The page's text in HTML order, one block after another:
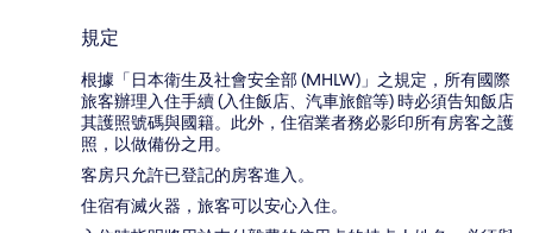
規定
根據「日本衛生及社會安全部 (MHLW)」之規定，所有國際
旅客辦理入住手續 (入住飯店、汽車旅館等) 時必須告知飯店
其護照號碼與國籍。此外，住宿業者務必影印所有房客之護
照，以做備份之用。
客房只允許已登記的房客進入。
住宿有滅火器，旅客可以安心入住。